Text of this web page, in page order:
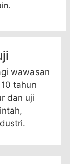
wawasan
tahun
dan uji